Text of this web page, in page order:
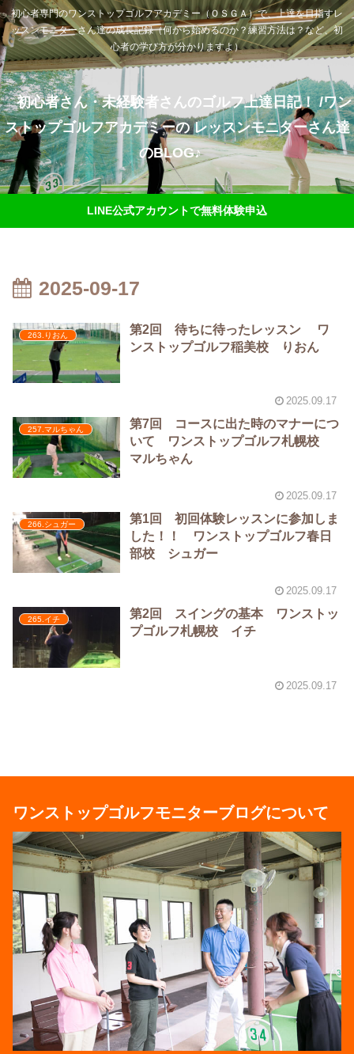
初心者専門のワンストップゴルフアカデミー（ＯＳＧＡ）で、上達を目指すレ
ッスンモニターさん達の成長記録（何から始めるのか？練習方法は？など、初
心者の学び方が分かりますよ）
初心者さん・未経験者さんのゴルフ上達日記！ /ワン
ストップゴルフアカデミーの レッスンモニターさん達
のBLOG♪
LINE公式アカウントで無料体験申込
2025-09-17
263.りおん
第2回 待ちに待ったレッスン ワ
ンストップゴルフ稲美校 りおん
2025.09.17
257.マルちゃん
第7回 コースに出た時のマナーにつ
いて ワンストップゴルフ札幌校
マルちゃん
2025.09.17
266.シュガー
第1回 初回体験レッスンに参加しま
した！！ ワンストップゴルフ春日
部校 シュガー
2025.09.17
265.イチ
第2回 スイングの基本 ワンストッ
プゴルフ札幌校 イチ
2025.09.17
ワンストップゴルフモニターブログについて